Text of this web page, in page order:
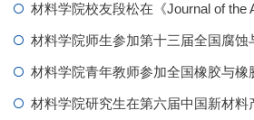
材料学院校友段松在《Journal of the
材料学院师生参加第十三届全国腐蚀
材料学院青年教师参加全国橡胶与橡
材料学院研究生在第六届中国新材料